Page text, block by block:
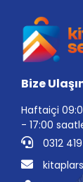
Bize
Haftaiçi
- 17:00
0312